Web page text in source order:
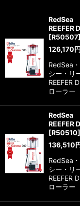
RedSea
REEFER
[R50507]
126,170円
RedSea
シー・リ
REEFER
ローラー
RedSea
REEFER
[R50510]
136,510
RedSea
シー・リ
REEFER
ローラー